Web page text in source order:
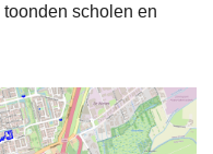
scholen en